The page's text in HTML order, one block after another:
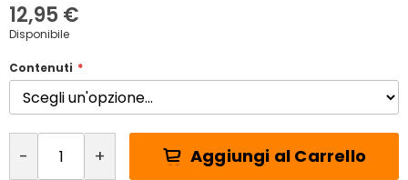
12,95 €
Disponibile
Contenuti
- + Aggiungi al Carrello